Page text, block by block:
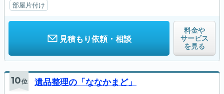
部屋片付け
見積もり依頼・相談
料金や
サービス
を見る
10位 遺品整理の「ななかまど」